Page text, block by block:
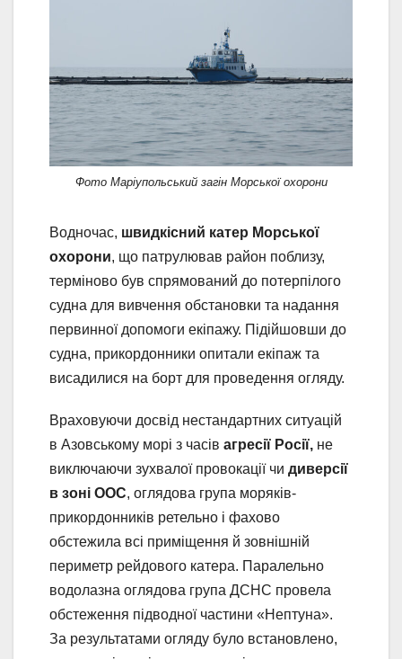
Фото Маріупольський загін Морської охорони
Водночас, швидкісний катер Морської
охорони, що патрулював район поблизу,
терміново був спрямований до потерпілого
судна для вивчення обстановки та надання
первинної допомоги екіпажу. Підійшовши до
судна, прикордонники опитали екіпаж та
висадилися на борт для проведення огляду.
Враховуючи досвід нестандартних ситуацій
в Азовському морі з часів агресії Росії, не
виключаючи зухвалої провокації чи диверсії
в зоні ООС, оглядова група моряків-
прикордонників ретельно і фахово
обстежила всі приміщення й зовнішній
периметр рейдового катера. Паралельно
водолазна оглядова група ДСНС провела
обстеження підводної частини «Нептуна».
За результатами огляду було встановлено,